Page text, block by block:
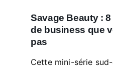
Savage Beauty :
de business que
pas
Cette mini-série